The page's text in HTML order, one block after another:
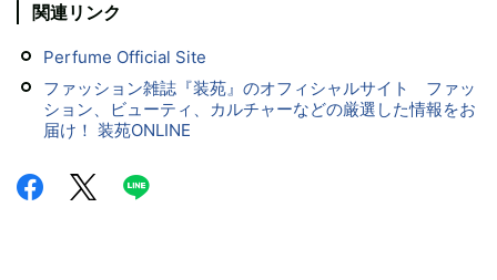
関連リンク
Perfume Official Site
ファッション雑誌『装苑』のオフィシャルサイト ファッ
ション、ビューティ、カルチャーなどの厳選した情報をお
届け！ 装苑ONLINE